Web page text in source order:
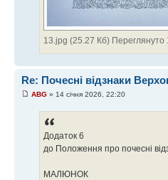
13.jpg (25.27 Кб) Переглянуто
Re: Почесні відзнаки
ABG » 14 січня 2026, 22:20
Додаток 6
до Положення про почесні
МАЛЮНОК